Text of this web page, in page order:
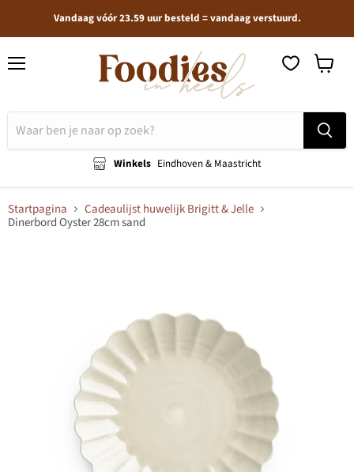
Vandaag vóór 23.59 uur besteld = vandaag verstuurd.
Winkels Eindhoven & Maastricht
Startpagina
Cadeaulijst huwelijk Brigitt & Jelle
Dinerbord Oyster 28cm sand